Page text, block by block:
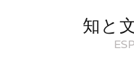
知と